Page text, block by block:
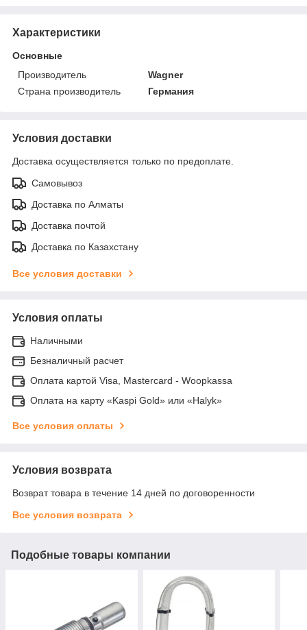
Характеристики
Основные
Производитель
Wagner
Страна производитель
Германия
Условия доставки
Доставка осуществляется только по предоплате.
Самовывоз
Доставка по Алматы
Доставка почтой
Доставка по Казахстану
Все условия доставки
Условия оплаты
Наличными
Безналичный расчет
Оплата картой Visa, Mastercard - Woopkassa
Оплата на карту «Kaspi Gold» или «Halyk»
Все условия оплаты
Условия возврата
Возврат товара в течение 14 дней по договоренности
Все условия возврата
Подобные товары компании